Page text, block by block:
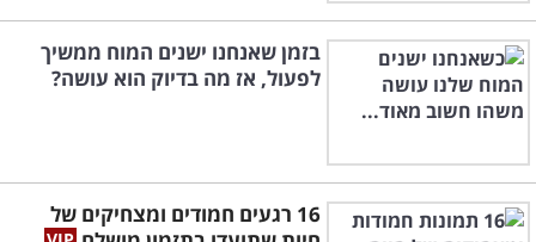
בזמן שאנחנו ישנים המוח ממשיך
לפעול, אז מה בדיוק הוא עושה?
16 רגעים חמודים ומצחיקים של